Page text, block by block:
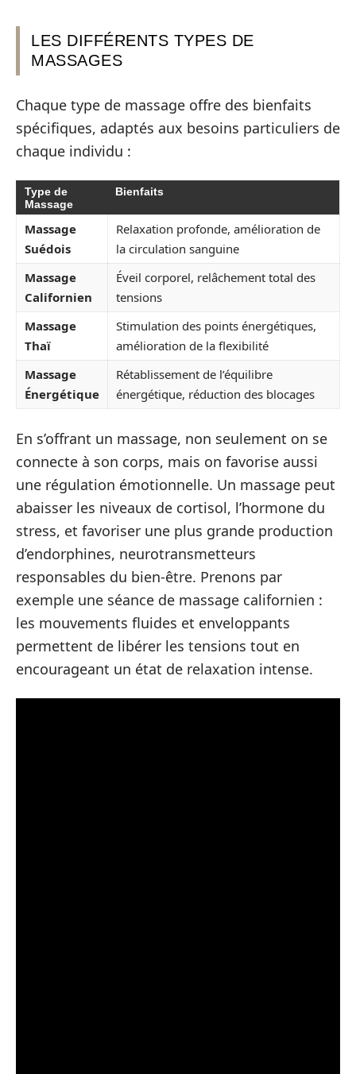
LES DIFFÉRENTS TYPES DE
MASSAGES
Chaque type de massage offre des bienfaits
spécifiques, adaptés aux besoins particuliers de
chaque individu :
Type de
Massage
Bienfaits
Massage
Suédois
Relaxation profonde, amélioration de
la circulation sanguine
Massage
Californien
Éveil corporel, relâchement total des
tensions
Massage
Thaï
Stimulation des points énergétiques,
amélioration de la flexibilité
Massage
Énergétique
Rétablissement de l’équilibre
énergétique, réduction des blocages
En s’offrant un massage, non seulement on se
connecte à son corps, mais on favorise aussi
une régulation émotionnelle. Un massage peut
abaisser les niveaux de cortisol, l’hormone du
stress, et favoriser une plus grande production
d’endorphines, neurotransmetteurs
responsables du bien-être. Prenons par
exemple une séance de massage californien :
les mouvements fluides et enveloppants
permettent de libérer les tensions tout en
encourageant un état de relaxation intense.